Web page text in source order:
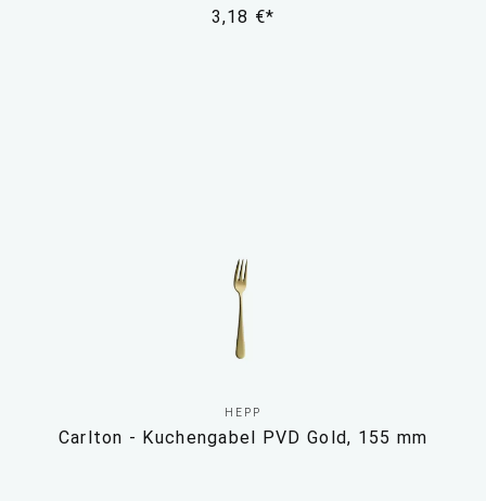
3,18 €*
HEPP
Carlton - Kuchengabel PVD Gold, 155 mm